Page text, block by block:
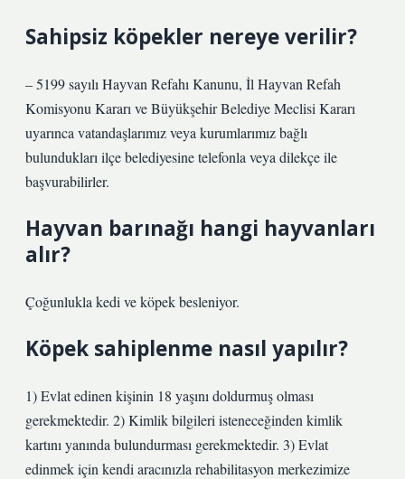
Sahipsiz köpekler nereye verilir?
– 5199 sayılı Hayvan Refahı Kanunu, İl Hayvan Refah
Komisyonu Kararı ve Büyükşehir Belediye Meclisi Kararı
uyarınca vatandaşlarımız veya kurumlarımız bağlı
bulundukları ilçe belediyesine telefonla veya dilekçe ile
başvurabilirler.
Hayvan barınağı hangi hayvanları
alır?
Çoğunlukla kedi ve köpek besleniyor.
Köpek sahiplenme nasıl yapılır?
1) Evlat edinen kişinin 18 yaşını doldurmuş olması
gerekmektedir. 2) Kimlik bilgileri isteneceğinden kimlik
kartını yanında bulundurması gerekmektedir. 3) Evlat
edinmek için kendi aracınızla rehabilitasyon merkezimize